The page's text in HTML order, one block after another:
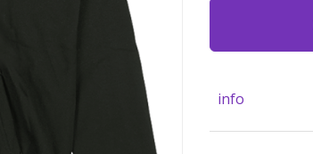
info